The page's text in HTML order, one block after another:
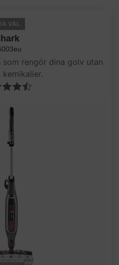
VAL
rengör dina golv utan
kemikalier.